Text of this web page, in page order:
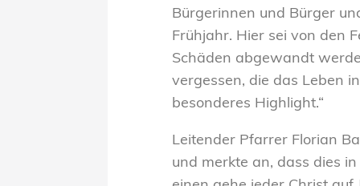
Bürgerinnen und Bürger
Frühjahr. Hier sei von den
Schäden abgewandt
vergessen, die das Leben
besonderes Highlight.“
Leitender Pfarrer Florian
und merkte an, dass dies